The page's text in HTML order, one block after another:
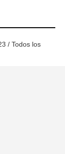
/ Todos los